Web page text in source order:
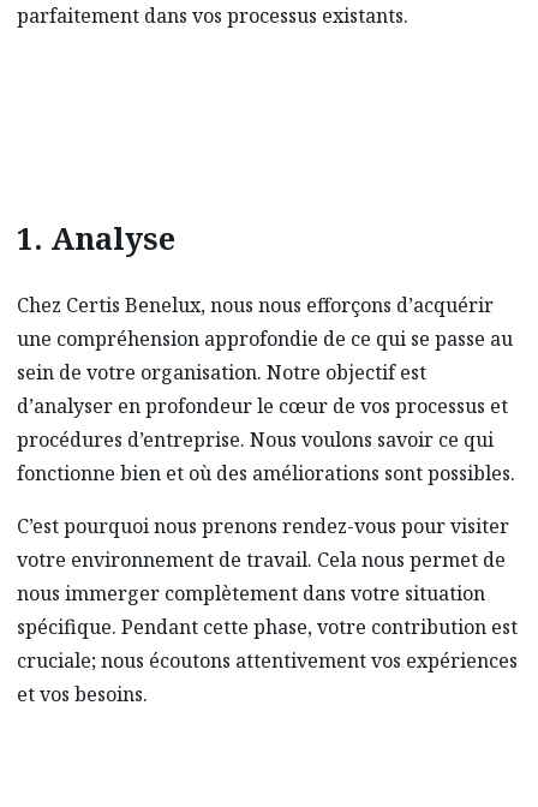
parfaitement dans vos processus existants.
1. Analyse
Chez Certis Benelux, nous nous efforçons d’acquérir
une compréhension approfondie de ce qui se passe au
sein de votre organisation. Notre objectif est
d’analyser en profondeur le cœur de vos processus et
procédures d’entreprise. Nous voulons savoir ce qui
fonctionne bien et où des améliorations sont possibles.
C’est pourquoi nous prenons rendez-vous pour visiter
votre environnement de travail. Cela nous permet de
nous immerger complètement dans votre situation
spécifique. Pendant cette phase, votre contribution est
cruciale; nous écoutons attentivement vos expériences
et vos besoins.